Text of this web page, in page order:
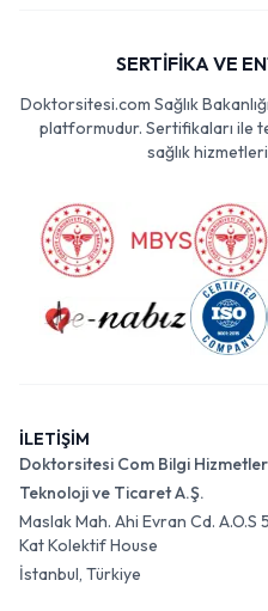
SERTİFİKA VE
Doktorsitesi.com Sağlık
platformudur. Sertifikaları ile
sağlık
İLETİŞİM
Doktorsitesi Com Bilgi
Teknoloji ve Ticaret A.Ş.
Maslak Mah. Ahi Evran Cd.
Kat Kolektif House
İstanbul, Türkiye